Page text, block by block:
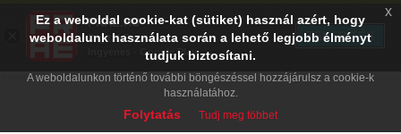
Ez a weboldal cookie-kat (sütiket) használ azért, hogy
weboldalunk használata során a lehető legjobb élményt
tudjuk biztosítani.
A weboldalunkon történő további böngészéssel hozzájárulsz a cookie-k
használatához.
Folytatás Tudj meg többet
x
PRAE.HU
Digital Evolution
Ingyenes - Google Play
TELEPÍTÉS